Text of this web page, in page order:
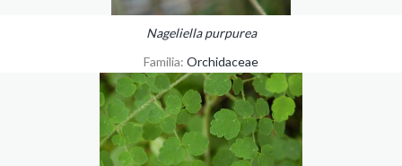
Nageliella purpurea
Familia: Orchidaceae